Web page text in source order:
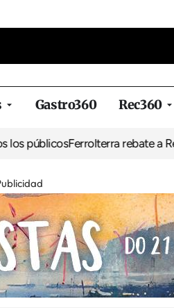
Gastro360 Rec360
Ferrolterra rebate a Renfe y